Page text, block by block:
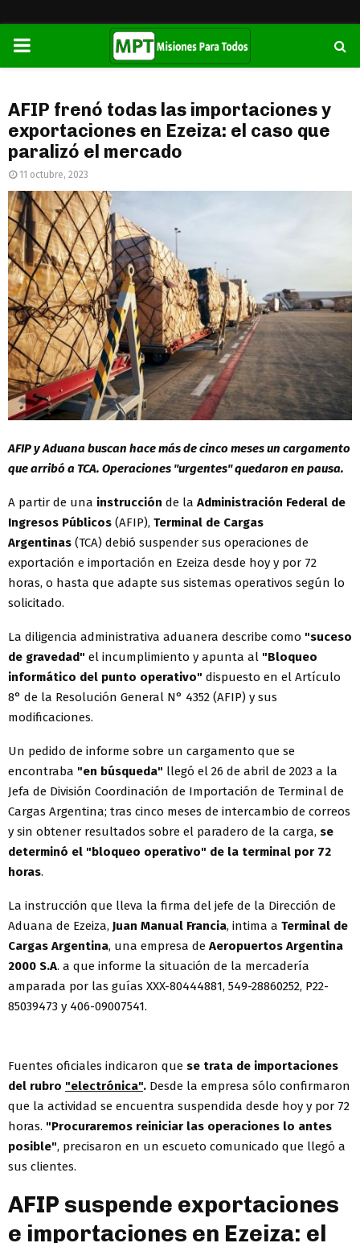
PRIMARY
AFIP frenó todas las importaciones y
exportaciones en Ezeiza: el caso que
paralizó el mercado
11 octubre, 2023
AFIP y Aduana buscan hace más de cinco meses un cargamento
que arribó a TCA. Operaciones "urgentes" quedaron en pausa.
A partir de una instrucción de la Administración Federal de
Ingresos Públicos (AFIP), Terminal de Cargas
Argentinas (TCA) debió suspender sus operaciones de
exportación e importación en Ezeiza desde hoy y por 72
horas, o hasta que adapte sus sistemas operativos según lo
solicitado.
La diligencia administrativa aduanera describe como "suceso
de gravedad" el incumplimiento y apunta al "Bloqueo
informático del punto operativo" dispuesto en el Artículo
8° de la Resolución General N° 4352 (AFIP) y sus
modificaciones.
Un pedido de informe sobre un cargamento que se
encontraba "en búsqueda" llegó el 26 de abril de 2023 a la
Jefa de División Coordinación de Importación de Terminal de
Cargas Argentina; tras cinco meses de intercambio de correos
y sin obtener resultados sobre el paradero de la carga, se
determinó el "bloqueo operativo" de la terminal por 72
horas.
La instrucción que lleva la firma del jefe de la Dirección de
Aduana de Ezeiza, Juan Manual Francia, intima a Terminal de
Cargas Argentina, una empresa de Aeropuertos Argentina
2000 S.A. a que informe la situación de la mercadería
amparada por las guías XXX-80444881, 549-28860252, P22-
85039473 y 406-09007541.
Fuentes oficiales indicaron que se trata de importaciones
del rubro "electrónica". Desde la empresa sólo confirmaron
que la actividad se encuentra suspendida desde hoy y por 72
horas. "Procuraremos reiniciar las operaciones lo antes
posible", precisaron en un escueto comunicado que llegó a
sus clientes.
AFIP suspende exportaciones
e importaciones en Ezeiza: el